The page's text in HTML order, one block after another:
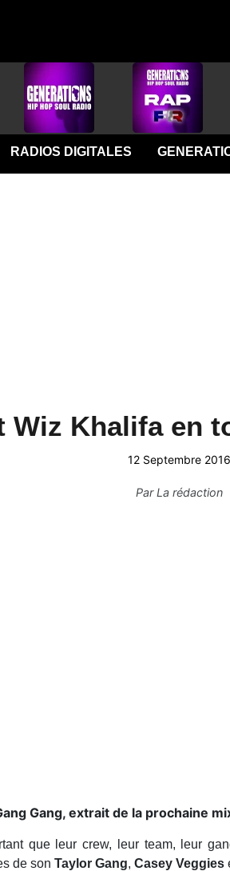
RADIOS DIGITALES
Wiz Khalifa en
12 Septembre 2016
ParLa rédaction
Gang, extrait de la prochaine
que leur crew, leur team, leur
de son Taylor Gang, Casey Veggies